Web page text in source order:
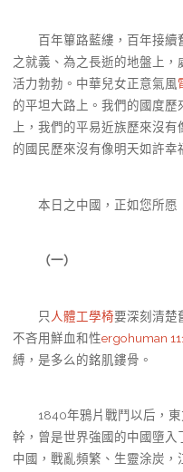
百年篳路藍縷，百年接續
之就義、為之長逝的地盤上，
活力勃勃。中華兒女正意氣風
的平坦大路上。我們的國度歷
上，我們的平易近族歷來沒
的國民歷來沒有像明天如許幸
本日之中國，正如您所愿
（一）
只 人體工學椅要深刻清楚
不吝用鮮血和性ergohuman
縛，是多么的銘肌鏤骨。
1840年鴉片戰鬥以后，東
幹，曾是世界強國的中國墮
中國，戰亂頻繁、生靈涂炭